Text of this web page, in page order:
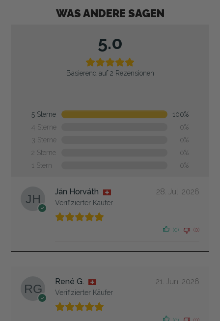
WAS ANDERE SAGEN
5.0
Basierend auf 2 Rezensionen
5 Sterne
100%
4 Sterne
0%
3 Sterne
0%
2 Sterne
0%
1 Stern
0%
Ján Horváth
Verifizierter Käufer
28. Juli 2026
(0) (0)
René G.
Verifizierter Käufer
21. Juni 2026